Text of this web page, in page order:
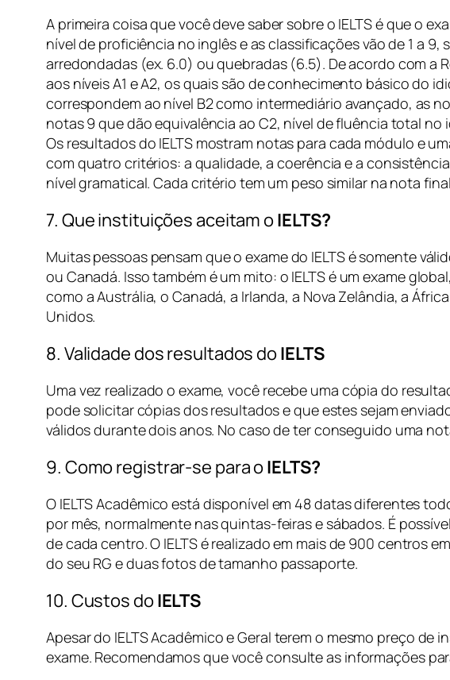
A primeira coisa que você deve saber sobre o IELTS é que o
nível de proficiência no inglês e as classificações vão de 1 a
arredondadas (ex. 6.0) ou quebradas (6.5). De acordo com a
aos níveis A1 e A2, os quais são de conhecimento básico do
correspondem ao nível B2 como intermediário avançado, as
notas 9 que dão equivalência ao C2, nível de fluência total no
Os resultados do IELTS mostram notas para cada módulo e
com quatro critérios: a qualidade, a coerência e a
nível gramatical. Cada critério tem um peso similar na nota
7. Que instituições aceitam oIELTS?
Muitas pessoas pensam que o exame do IELTS é somente
ou Canadá. Isso também é um mito: o IELTS é um exame
como a Austrália, o Canadá, a Irlanda, a Nova Zelândia, a
Unidos.
8. Validade dos resultados doIELTS
Uma vez realizado o exame, você recebe uma cópia do
pode solicitar cópias dos resultados e que estes sejam
válidos durante dois anos. No caso de ter conseguido uma
9. Como registrar-se para oIELTS?
O IELTS Acadêmico está disponível em 48 datas diferentes
por mês, normalmente nas quintas-feiras e sábados. É
de cada centro. O IELTS é realizado em mais de 900 centros
do seu RG e duas fotos de tamanho passaporte.
10. Custos doIELTS
Apesar do IELTS Acadêmico e Geral terem o mesmo preço
exame. Recomendamos que você consulte as informações